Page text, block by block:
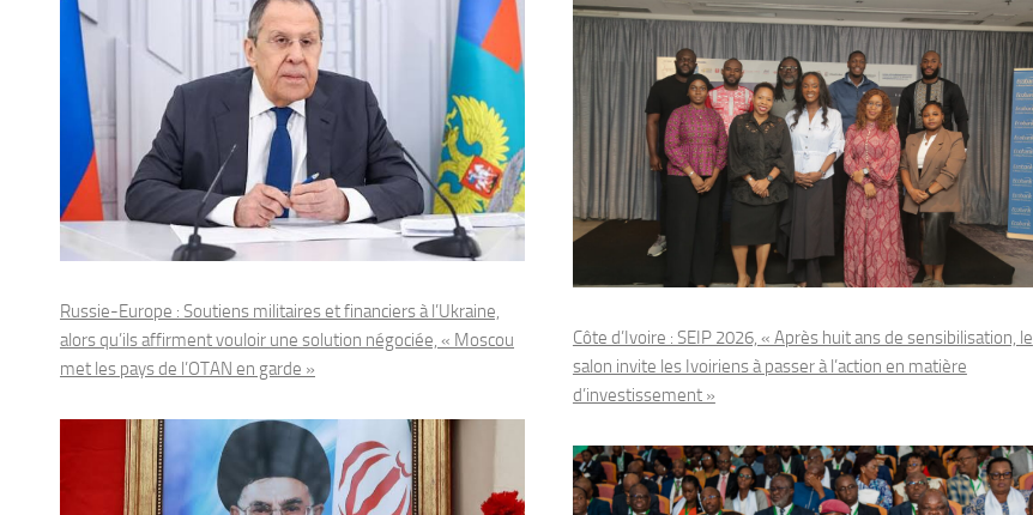
Russie-Europe : Soutiens militaires et financiers à l’Ukraine,
alors qu’ils affirment vouloir une solution négociée, « Moscou
met les pays de l’OTAN en garde »
Côte d’Ivoire : SEIP 2026, « Après huit ans de sensibilisation, le
salon invite les Ivoiriens à passer à l’action en matière
d’investissement »